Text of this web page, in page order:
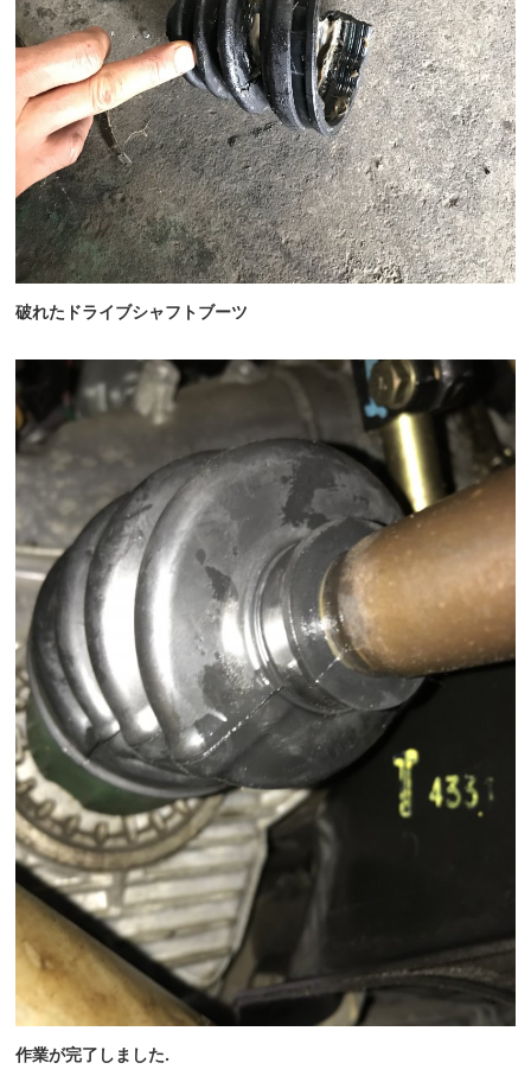
破れたドライブシャフトブーツ
作業が完了しました.